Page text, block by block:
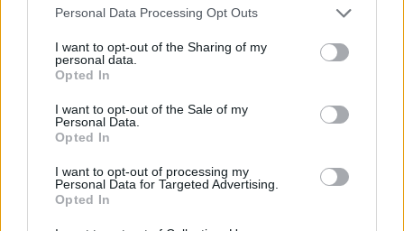
Please note that this website/app uses one or more Google
not limited to your visit or usage behaviour. You may click to
grant or deny consent to Google and its third-party tags to
use your data for below specified purposes in below Google
consent section.
Personal Data Processing Opt Outs
I want to opt-out of the Sharing of my
personal data.
Opted In
I want to opt-out of the Sale of my
Personal Data.
Opted In
I want to opt-out of processing my
Personal Data for Targeted Advertising.
Opted In
átmenetileg abbahagyta a játékot. Visszatérése után
azonban újra a csúcsra jutott: világbajnoki ezüstöt
szerzett, ismét Olaszországba igazolt, és a Pro Recco
egyik ikonikus alakja lett. Ezek a törések nem
megtörték, hanem mélyítették: a Benedek-legenda
nemcsak a gólokról, hanem a küzdelemről, a
sebezhetőségről és a visszatérésről is szól.
Szövetségi kapitányként: a medencéből a
partvonalra